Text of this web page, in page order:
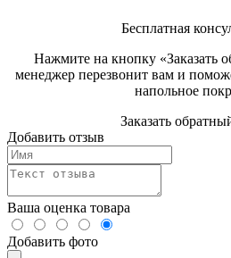
Бесплатная
Нажмите на кнопку «Заказать
менеджер перезвонит вам и
напольное
Заказать
Добавить отзыв
Ваша оценка товара
Добавить фото